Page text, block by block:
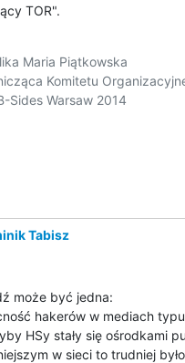
TOR".
Maria Piątkowska
Komitetu
Sides Warsaw 2014
Tabisz
może być jedna:
hakerów w mediach
HSy stały się ośrodkami
w sieci to trudniej